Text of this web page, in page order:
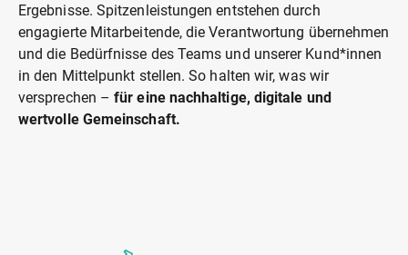
Ergebnisse. Spitzenleistungen entstehen durch
engagierte Mitarbeitende, die Verantwortung übernehmen
und die Bedürfnisse des Teams und unserer Kund*innen
in den Mittelpunkt stellen. So halten wir, was wir
versprechen –für eine nachhaltige, digitale und
wertvolle Gemeinschaft.